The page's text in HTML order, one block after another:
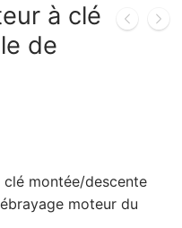
à clé
de
montée/descente
moteur du